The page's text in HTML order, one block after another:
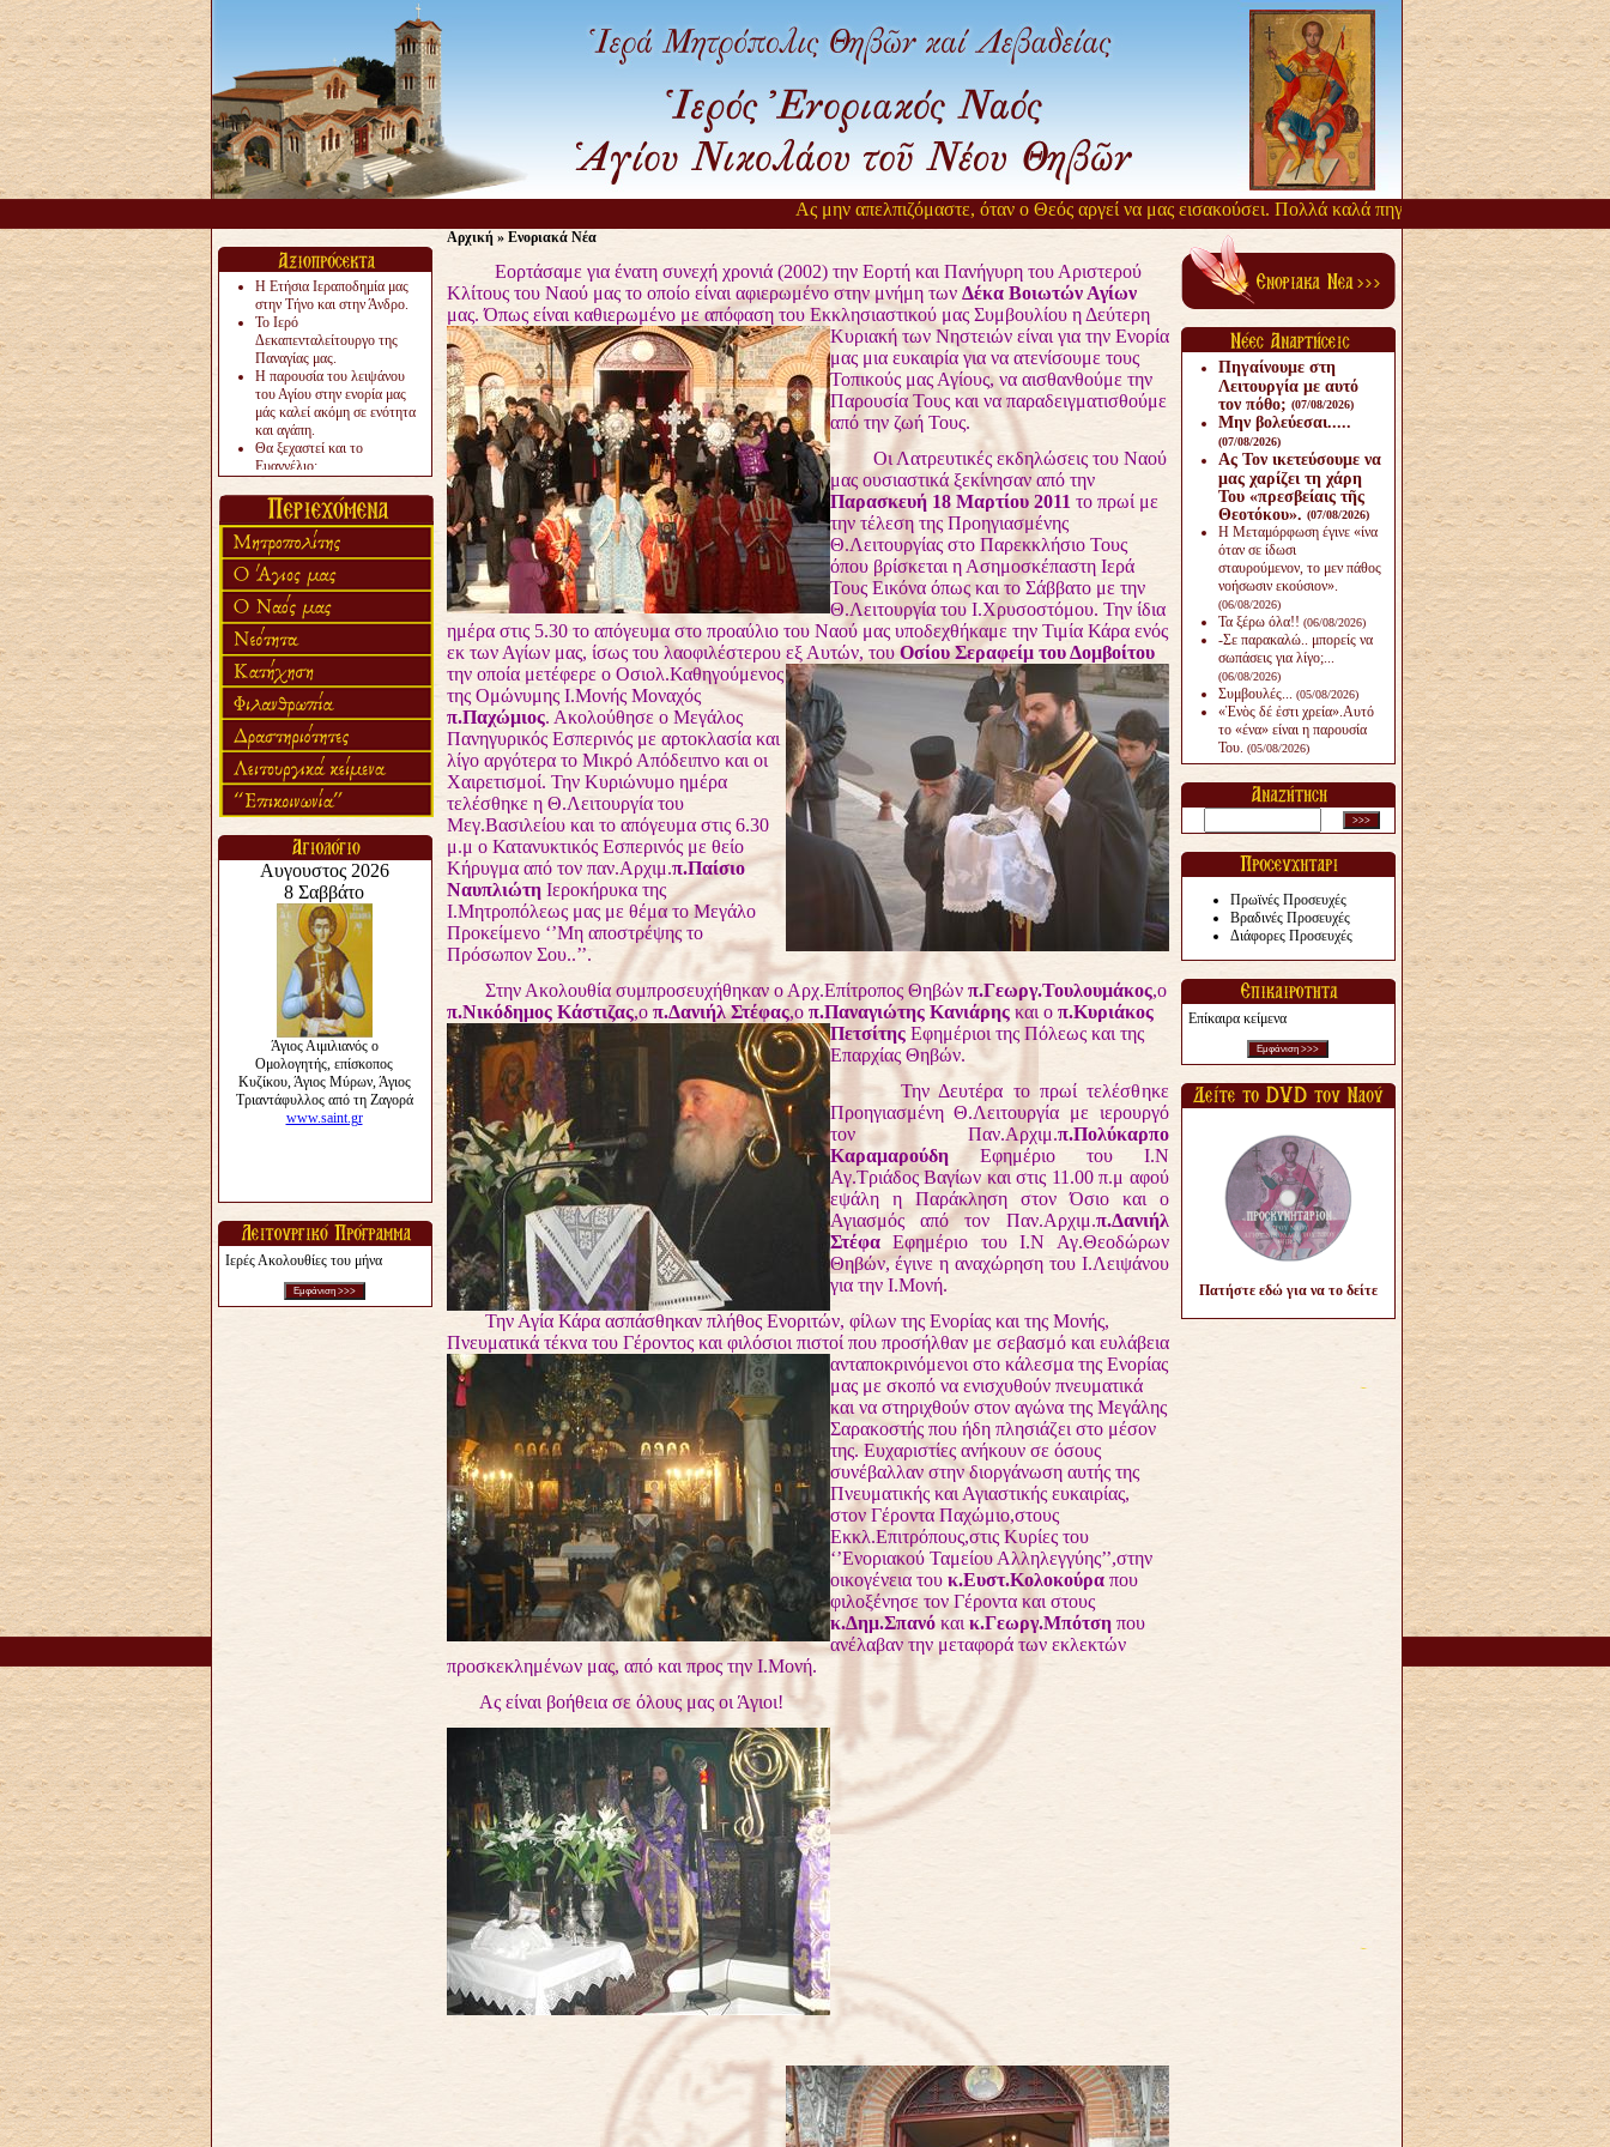
Ας μην απελπιζόμαστε, όταν ο Θεός αργεί να μας εισακούσει. Πολλά καλά πηγάζουν, από την αργοπορία αυτή.
Η Ετήσια Ιεραποδημία μας
στην Τήνο και στην Άνδρο.
Το Ιερό
Δεκαπενταλείτουργο της
Παναγίας μας.
Η παρουσία του λειψάνου
του Αγίου στην ενορία μας
μάς καλεί ακόμη σε ενότητα
και αγάπη.
Θα ξεχαστεί και το
Ευαγγέλιο;
«πολύ αργά».
Ζητείται....
Ιερές Ακολουθίες του μήνα
Αρχική» Ενοριακά Νέα
Eορτάσαμε για ένατη συνεχή χρονιά (2002) την Εορτή και Πανήγυρη του Αριστερού
Κλίτους του Ναού μας το οποίο είναι αφιερωμένο στην μνήμη των Δέκα Βοιωτών Αγίων
μας. Όπως είναι καθιερωμένο με απόφαση του Εκκλησιαστικού μας Συμβουλίου η Δεύτερη
Κυριακή των Νηστειών είναι για την Ενορία
μας μια ευκαιρία για να ατενίσουμε τους
Τοπικούς μας Αγίους, να αισθανθούμε την
Παρουσία Τους και να παραδειγματισθούμε
από την ζωή Τους.
Οι Λατρευτικές εκδηλώσεις του Ναού
μας ουσιαστικά ξεκίνησαν από την
Παρασκευή 18 Μαρτίου 2011 το πρωί με
την τέλεση της Προηγιασμένης
Θ.Λειτουργίας στο Παρεκκλήσιο Τους
όπου βρίσκεται η Ασημοσκέπαστη Ιερά
Τους Εικόνα όπως και το Σάββατο με την
Θ.Λειτουργία του Ι.Χρυσοστόμου. Την ίδια
ημέρα στις 5.30 το απόγευμα στο προαύλιο του Ναού μας υποδεχθήκαμε την Τιμία Κάρα ενός
εκ των Αγίων μας, ίσως του λαοφιλέστερου εξ Αυτών, τουΟσίου Σεραφείμ του Δομβοίτου
την οποία μετέφερε ο Οσιολ.Καθηγούμενος
της Ομώνυμης Ι.Μονής Μοναχός
π.Παχώμιος. Ακολούθησε ο Μεγάλος
Πανηγυρικός Εσπερινός με αρτοκλασία και
λίγο αργότερα το Μικρό Απόδειπνο και οι
Χαιρετισμοί. Την Κυριώνυμο ημέρα
τελέσθηκε η Θ.Λειτουργία του
Μεγ.Βασιλείου και το απόγευμα στις 6.30
μ.μ ο Κατανυκτικός Εσπερινός με θείο
Κήρυγμα από τον παν.Αρχιμ.π.Παίσιο
ΝαυπλιώτηΙεροκήρυκα της
Ι.Μητροπόλεως μας με θέμα το Μεγάλο
Προκείμενο ‘’Μη αποστρέψης το
Πρόσωπον Σου..’’.
Στην Ακολουθία συμπροσευχήθηκαν ο Αρχ.Επίτροπος Θηβών π.Γεωργ.Τουλουμάκος,ο
π.Νικόδημος Κάστιζας,ο π.Δανιήλ Στέφας,ο π.Παναγιώτης Κανιάρηςκαι ο π.Κυριάκος
ΠετσίτηςΕφημέριοι της Πόλεως και της
Επαρχίας Θηβών.
Την Δευτέρα το πρωί τελέσθηκε
Προηγιασμένη Θ.Λειτουργία με ιερουργό
τον Παν.Αρχιμ.π.Πολύκαρπο
ΚαραμαρούδηΕφημέριο του Ι.Ν
Αγ.Τριάδος Βαγίων και στις 11.00 π.μ αφού
εψάλη η Παράκληση στον Όσιο και ο
Αγιασμός από τον Παν.Αρχιμ.π.Δανιήλ
ΣτέφαΕφημέριο του Ι.Ν Αγ.Θεοδώρων
Θηβών, έγινε η αναχώρηση του Ι.Λειψάνου
για την Ι.Μονή.
Την Αγία Κάρα ασπάσθηκαν πλήθος Ενοριτών, φίλων της Ενορίας και της Μονής,
Πνευματικά τέκνα του Γέροντος και φιλόσιοι πιστοί που προσήλθαν με σεβασμό και ευλάβεια
ανταποκρινόμενοι στο κάλεσμα της Ενορίας
μας με σκοπό να ενισχυθούν πνευματικά
και να στηριχθούν στον αγώνα της Μεγάλης
Σαρακοστής που ήδη πλησιάζει στο μέσον
της. Ευχαριστίες ανήκουν σε όσους
συνέβαλλαν στην διοργάνωση αυτής της
Πνευματικής και Αγιαστικής ευκαιρίας,
στον Γέροντα Παχώμιο,στους
Εκκλ.Επιτρόπους,στις Κυρίες του
‘’Ενοριακού Ταμείου Αλληλεγγύης’’,στην
οικογένεια του κ.Ευστ.Κολοκούραπου
φιλοξένησε τον Γέροντα και στους
κ.Δημ.Σπανόκαι κ.Γεωργ.Μπότσηπου
ανέλαβαν την μεταφορά των εκλεκτών
προσκεκλημένων μας, από και προς την Ι.Μονή.
Ας είναι βοήθεια σε όλους μας οι Άγιοι!
Πηγαίνουμε στη
Λειτουργία με αυτό
τον πόθο; (07/08/2026)
Μην βολεύεσαι.....
(07/08/2026)
Ας Τον ικετεύσουμε να
μας χαρίζει τη χάρη
Του «πρεσβείαις τῆς
Θεοτόκου». (07/08/2026)
Η Μεταμόρφωση έγινε «ίνα
όταν σε ίδωσι
σταυρούμενον, το μεν πάθος
νοήσωσιν εκούσιον».
(06/08/2026)
Τα ξέρω όλα!! (06/08/2026)
-Σε παρακαλώ.. μπορείς να
σωπάσεις για λίγο;...
(06/08/2026)
Συμβουλές... (05/08/2026)
«Ἑνὸς δέ ἐστι χρεία».Αυτό
το «ένα» είναι η παρουσία
Του. (05/08/2026)
Πρωϊνές Προσευχές
Βραδινές Προσευχές
Διάφορες Προσευχές
Επίκαιρα κείμενα
Πατήστε εδώ για να το δείτε